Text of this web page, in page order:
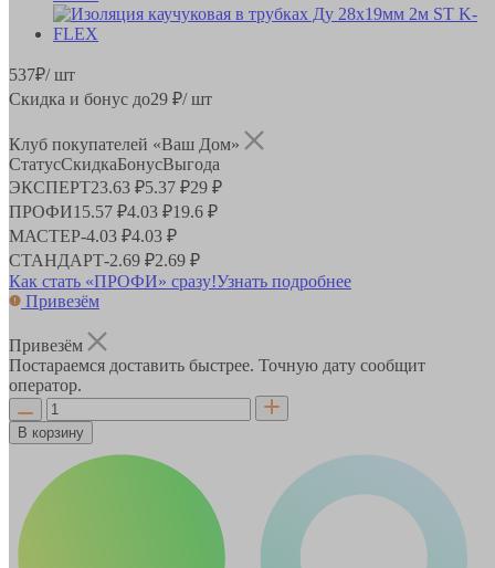
537₽/ шт
Скидка и бонус до29 ₽/ шт
Клуб покупателей «Ваш Дом»
СтатусСкидкаБонусВыгода
ЭКСПЕРТ23.63 ₽5.37 ₽29 ₽
ПРОФИ15.57 ₽4.03 ₽19.6 ₽
МАСТЕР-4.03 ₽4.03 ₽
СТАНДАРТ-2.69 ₽2.69 ₽
Как стать «ПРОФИ» сразу!Узнать подробнее
Привезём
Привезём
Постараемся доставить быстрее. Точную дату сообщит
оператор.
В корзину